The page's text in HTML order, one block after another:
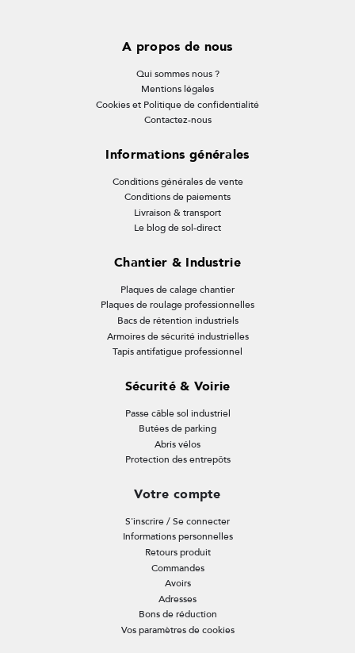
A propos de nous
Qui sommes nous ?
Mentions légales
Cookies et Politique de confidentialité
Contactez-nous
Informations générales
Conditions générales de vente
Conditions de paiements
Livraison & transport
Le blog de sol-direct
Chantier & Industrie
Plaques de calage chantier
Plaques de roulage professionnelles
Bacs de rétention industriels
Armoires de sécurité industrielles
Tapis antifatigue professionnel
Sécurité & Voirie
Passe câble sol industriel
Butées de parking
Abris vélos
Protection des entrepôts
Votre compte
S'inscrire / Se connecter
Informations personnelles
Retours produit
Commandes
Avoirs
Adresses
Bons de réduction
Vos paramètres de cookies